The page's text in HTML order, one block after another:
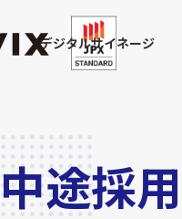
デジタルサイネージ
中途採用